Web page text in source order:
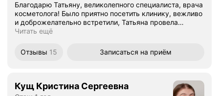
Благодарю Татьяну, великолепного специалиста, врача
косметолога! Было приятно посетить клинику, вежливо
и доброжелательно встретили, Татьяна провела…
Читать ещё
Отзывы 15 Записаться на приём
Кущ Кристина Сергеевна